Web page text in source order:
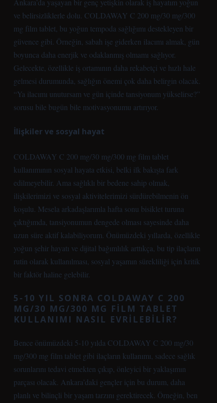
Ankara’da yaşayan bir genç yetişkin olarak iş hayatım yoğun
ve belirsizliklerle dolu. COLDAWAY C 200 mg/30 mg/300
mg film tablet, bu yoğun tempoda sağlığımı destekleyen bir
güvence gibi. Örneğin, sabah işe giderken ilacımı almak, gün
boyunca daha enerjik ve odaklanmış olmamı sağlıyor.
Gelecekte, özellikle iş ortamının daha rekabetçi ve hızlı hale
gelmesi durumunda, sağlığın önemi çok daha belirgin olacak.
“Ya ilacımı unutursam ve gün içinde tansiyonum yükselirse?”
sorusu bile bugün bile motivasyonumu artırıyor.
İlişkiler ve sosyal hayat
COLDAWAY C 200 mg/30 mg/300 mg film tablet
kullanımının sosyal hayata etkisi, belki ilk bakışta fark
edilmeyebilir. Ama sağlıklı bir bedene sahip olmak,
ilişkilerimizi ve sosyal aktivitelerimizi sürdürebilmenin ön
koşulu. Mesela arkadaşlarımla hafta sonu bisiklet turuna
çıktığımda, tansiyonumun dengede olması sayesinde daha
uzun süre aktif kalabiliyorum. Önümüzdeki yıllarda, özellikle
yoğun şehir hayatı ve dijital bağımlılık arttıkça, bu tip ilaçların
rutin olarak kullanılması, sosyal yaşamın sürekliliği için kritik
bir faktör haline gelebilir.
5-10 YIL SONRA COLDAWAY C 200
MG/30 MG/300 MG FILM TABLET
KULLANIMI NASIL EVRILEBILIR?
Bence önümüzdeki 5-10 yılda COLDAWAY C 200 mg/30
mg/300 mg film tablet gibi ilaçların kullanımı, sadece sağlık
sorunlarını tedavi etmekten çıkıp, önleyici bir yaklaşımın
parçası olacak. Ankara’daki gençler için bu durum, daha
planlı ve bilinçli bir yaşam tarzını gerektirecek. Örneğin, ben